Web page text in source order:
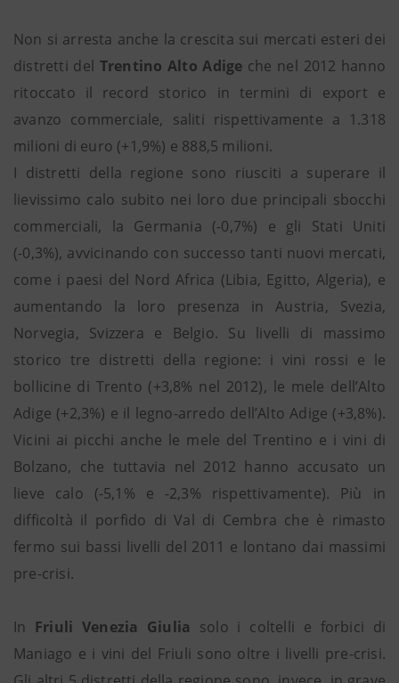
Non si arresta anche la crescita sui mercati esteri dei
distretti del Trentino Alto Adige che nel 2012 hanno
ritoccato il record storico in termini di export e
avanzo commerciale, saliti rispettivamente a 1.318
milioni di euro (+1,9%) e 888,5 milioni.
I distretti della regione sono riusciti a superare il
lievissimo calo subito nei loro due principali sbocchi
commerciali, la Germania (-0,7%) e gli Stati Uniti
(-0,3%), avvicinando con successo tanti nuovi mercati,
come i paesi del Nord Africa (Libia, Egitto, Algeria), e
aumentando la loro presenza in Austria, Svezia,
Norvegia, Svizzera e Belgio. Su livelli di massimo
storico tre distretti della regione: i vini rossi e le
bollicine di Trento (+3,8% nel 2012), le mele dell’Alto
Adige (+2,3%) e il legno-arredo dell’Alto Adige (+3,8%).
Vicini ai picchi anche le mele del Trentino e i vini di
Bolzano, che tuttavia nel 2012 hanno accusato un
lieve calo (-5,1% e -2,3% rispettivamente). Più in
difficoltà il porfido di Val di Cembra che è rimasto
fermo sui bassi livelli del 2011 e lontano dai massimi
pre-crisi.
In Friuli Venezia Giulia solo i coltelli e forbici di
Maniago e i vini del Friuli sono oltre i livelli pre-crisi.